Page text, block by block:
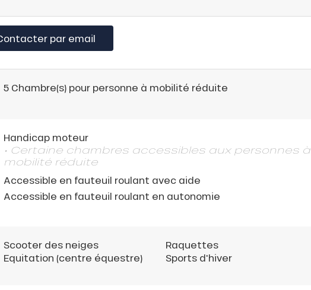
par email
5 Chambre(s) pour personne à mobilité réduite
Handicap moteur
• Certaine chambres accessibles aux personnes à
mobilité réduite
Accessible en fauteuil roulant avec aide
Accessible en fauteuil roulant en autonomie
Scooter des neiges
Equitation (centre équestre)
Raquettes
Sports d'hiver